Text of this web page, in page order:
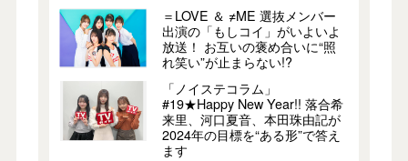
＝LOVE ＆ ≠ME 選抜メンバー
出演の「もしコイ」がいよいよ
放送！ お互いの褒め合いに“照
れ笑い”が止まらない!?
「ノイステコラム」
#19★Happy New Year!! 落合希
来里、河口夏音、本田珠由記が
2024年の目標を“ある形”で答え
ます